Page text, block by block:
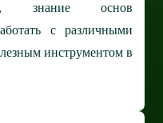
знание основ
с различными
инструментом в